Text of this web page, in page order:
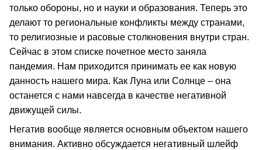
только обороны, но и науки и образования. Теперь это
делают то региональные конфликты между странами,
то религиозные и расовые столкновения внутри стран.
Сейчас в этом списке почетное место заняла
пандемия. Нам приходится принимать ее как новую
данность нашего мира. Как Луна или Солнце – она
останется с нами навсегда в качестве негативной
движущей силы.
Негатив вообще является основным объектом нашего
внимания. Активно обсуждается негативный шлейф